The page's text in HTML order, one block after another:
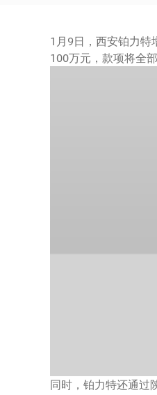
1月9日，西安铂力特
100万元，款项将全
同时，铂力特还通过